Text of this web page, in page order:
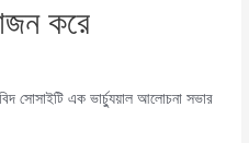
করে
সোসাইটি এক ভার্চ্যুয়াল আলোচনা সভার